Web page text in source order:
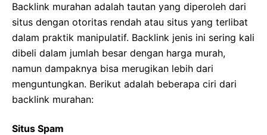
Backlink murahan adalah tautan yang diperoleh dari
situs dengan otoritas rendah atau situs yang terlibat
dalam praktik manipulatif. Backlink jenis ini sering kali
dibeli dalam jumlah besar dengan harga murah,
namun dampaknya bisa merugikan lebih dari
menguntungkan. Berikut adalah beberapa ciri dari
backlink murahan:
Situs Spam